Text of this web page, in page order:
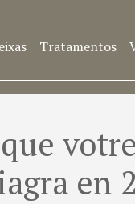
Tratamentos
en